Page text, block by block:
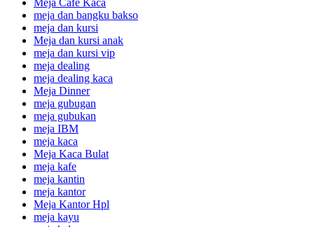
Meja Cafe Kaca
meja dan bangku bakso
meja dan kursi
Meja dan kursi anak
meja dan kursi vip
meja dealing
meja dealing kaca
Meja Dinner
meja gubugan
meja gubukan
meja IBM
meja kaca
Meja Kaca Bulat
meja kafe
meja kantin
meja kantor
Meja Kantor Hpl
meja kayu